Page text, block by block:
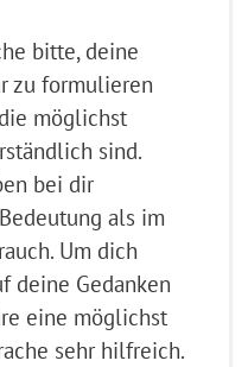
bitte, deine
zu formulieren
möglichst
sind.
bei dir
als im
Um dich
deine Gedanken
eine möglichst
sehr hilfreich.